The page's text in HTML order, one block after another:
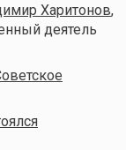
Харитонов,
деятель